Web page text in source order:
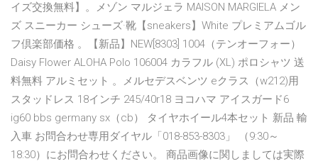
イズ交換無料】。メゾン マルジェラ MAISON MARGIELA メン
ズ スニーカー シューズ·靴【sneakers】White プレミアムゴル
フ倶楽部価格 。【新品】NEW[8303] 1004（テンオーフォー）
Daisy Flower ALOHA Polo 106004 カラフル (XL) ポロシャツ 送
料無料 アルミセット 。メルセデスベンツ eクラス（w212)用
スタッドレス 18インチ 245/40r18 ヨコハマ アイスガード6
ig60 bbs germany sx（cb） タイヤホイール4本セット 新品 輸
入車 お問合わせ専用ダイヤル「018-853-8303」 （9:30～
18:30）にお問合わせください。 商品画像に関しましては実際